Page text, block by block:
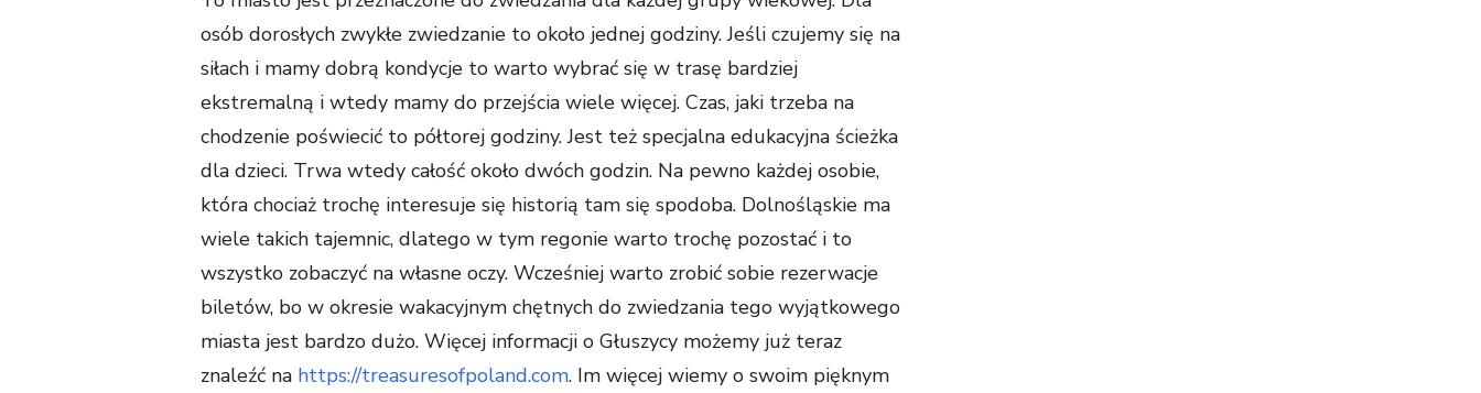
osób dorosłych zwykłe zwiedzanie to około jednej godziny. Jeśli czujemy się na
siłach i mamy dobrą kondycje to warto wybrać się w trasę bardziej
ekstremalną i wtedy mamy do przejścia wiele więcej. Czas, jaki trzeba na
chodzenie poświecić to półtorej godziny. Jest też specjalna edukacyjna ścieżka
dla dzieci. Trwa wtedy całość około dwóch godzin. Na pewno każdej osobie,
która chociaż trochę interesuje się historią tam się spodoba. Dolnośląskie ma
wiele takich tajemnic, dlatego w tym regonie warto trochę pozostać i to
wszystko zobaczyć na własne oczy. Wcześniej warto zrobić sobie rezerwacje
biletów, bo w okresie wakacyjnym chętnych do zwiedzania tego wyjątkowego
miasta jest bardzo dużo. Więcej informacji o Głuszycy możemy już teraz
znaleźć na https://treasuresofpoland.com. Im więcej wiemy o swoim pięknym